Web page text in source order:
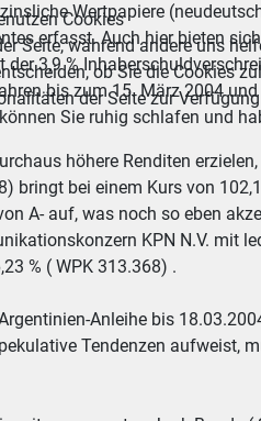
Wertpapiere
erfasst. Auch hier bieten
3,9 %
bis zum 15. März 2004
Sie ruhig schlafen und
höhere Renditen
bringt bei einem Kurs von
A- auf, was noch so eben
KPN N.V. mit
% ( WPK 313.368) .
Anleihe bis
Tendenzen aufweist,
Cookies
Seite, während andere uns
ob Sie die Cookies
der Seite zur